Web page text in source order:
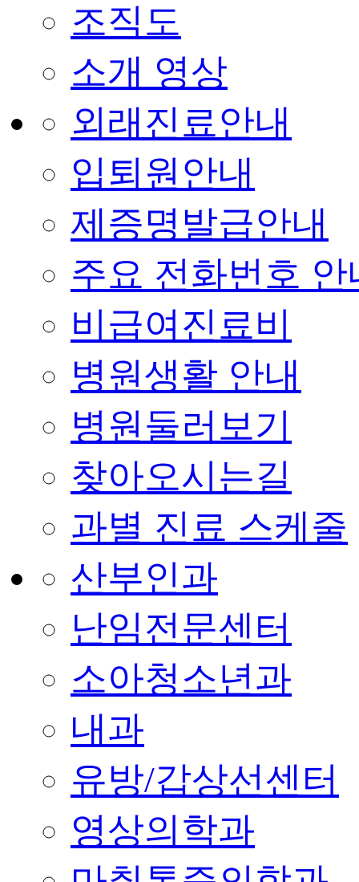
조직도
소개 영상
외래진료안내
입퇴원안내
제증명발급안내
주요 전화번호 안
비급여진료비
병원생활 안내
병원둘러보기
찾아오시는길
과별 진료 스케줄
산부인과
난임전문센터
소아청소년과
내과
유방/갑상선센터
영상의학과